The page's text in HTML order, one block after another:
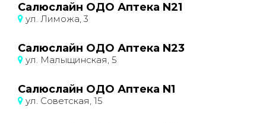
Салюслайн ОДО Аптека N21
ул. Лиможа, 3
Салюслайн ОДО Аптека N23
ул. Малыщинская, 5
Салюслайн ОДО Аптека N1
ул. Советская, 15